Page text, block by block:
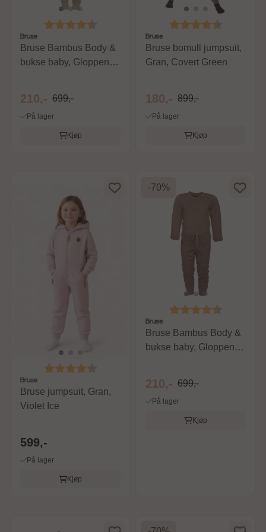
Karakter:
Bruse
Bruse Bambus Body &
bukse baby, Gloppen,
210,- 699,-
På lager
Kjøp
Karakter:
Bruse
Bruse bomull jumpsuit,
Gran, Covert Green
180,- 899,-
På lager
Kjøp
Karakter:
Bruse
Bruse jumpsuit, Gran,
Violet Ice
599,-
På lager
Kjøp
-70%
Karakter:
Bruse
Bruse Bambus Body &
bukse baby, Gloppen,
210,- 699,-
På lager
Kjøp